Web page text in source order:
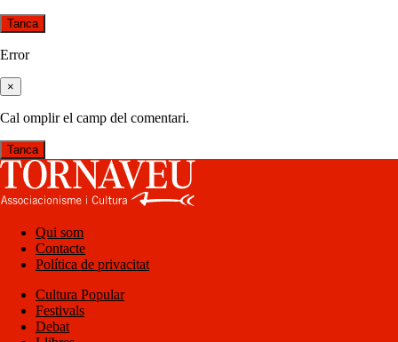
Tanca
Error
×
Cal omplir el camp del comentari.
Tanca
Qui som
Contacte
Política de privacitat
Cultura Popular
Festivals
Debat